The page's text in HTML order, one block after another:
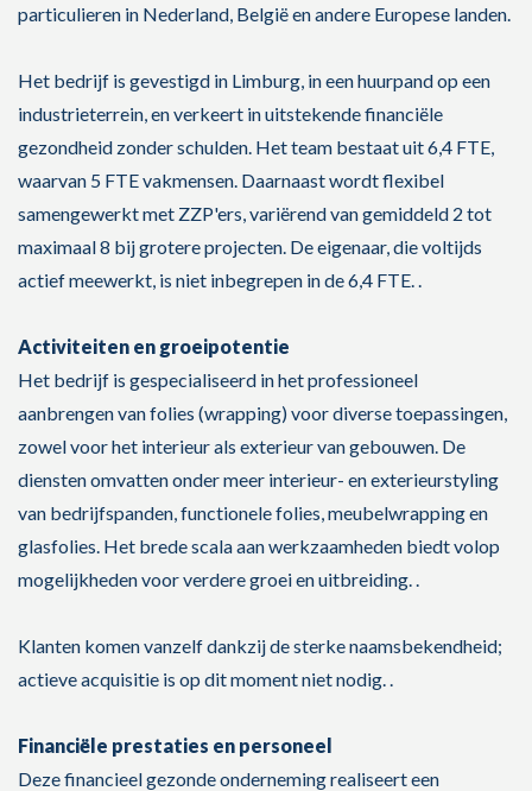
particulieren in Nederland, België en andere Europese landen.
Het bedrijf is gevestigd in Limburg, in een huurpand op een
industrieterrein, en verkeert in uitstekende financiële
gezondheid zonder schulden. Het team bestaat uit 6,4 FTE,
waarvan 5 FTE vakmensen. Daarnaast wordt flexibel
samengewerkt met ZZP'ers, variërend van gemiddeld 2 tot
maximaal 8 bij grotere projecten. De eigenaar, die voltijds
actief meewerkt, is niet inbegrepen in de 6,4 FTE. .
Activiteiten en groeipotentie
Het bedrijf is gespecialiseerd in het professioneel
aanbrengen van folies (wrapping) voor diverse toepassingen,
zowel voor het interieur als exterieur van gebouwen. De
diensten omvatten onder meer interieur- en exterieurstyling
van bedrijfspanden, functionele folies, meubelwrapping en
glasfolies. Het brede scala aan werkzaamheden biedt volop
mogelijkheden voor verdere groei en uitbreiding. .
Klanten komen vanzelf dankzij de sterke naamsbekendheid;
actieve acquisitie is op dit moment niet nodig. .
Financiële prestaties en personeel
Deze financieel gezonde onderneming realiseert een